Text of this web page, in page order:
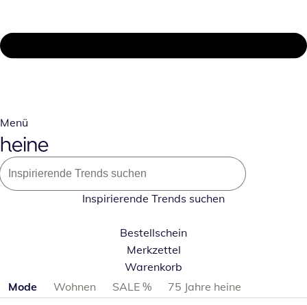
Menü
Inspirierende Trends suchen
Bestellschein
Merkzettel
Warenkorb
Produktkategorien überspringen
Mode Wohnen SALE %
75 Jahre heine